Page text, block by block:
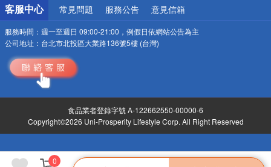
0
客服中心 常見問題 服務公告 意見信箱
服務時間： 週一至週日 09:00-21:00，例假日依網站公告為主
公司地址： 台北市北投區大業路136號5樓 (台灣)
食品業者登錄字號 A-122662550-00000-6
Copyright©2026 Uni-Prosperity Lifestyle Corp. All Right Reserved